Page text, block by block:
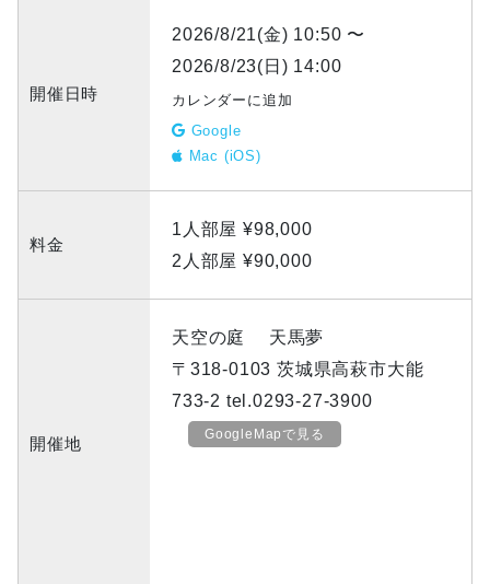
開催日時
2026/8/21(金) 10:50 〜
2026/8/23(日) 14:00
カレンダーに追加
Google
Mac (iOS)
料金
1人部屋 ¥98,000
2人部屋 ¥90,000
開催地
天空の庭 天馬夢
〒318-0103 茨城県高萩市大能
733-2 tel.0293-27-3900
GoogleMapで見る